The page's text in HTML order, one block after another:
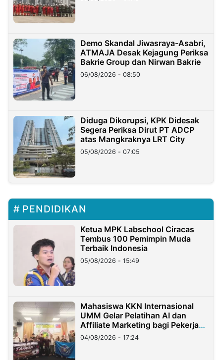
Demo Skandal Jiwasraya-Asabri,
ATMAJA Desak Kejagung Periksa
Bakrie Group dan Nirwan Bakrie
06/08/2026 - 08:50
Diduga Dikorupsi, KPK Didesak
Segera Periksa Dirut PT ADCP
atas Mangkraknya LRT City
05/08/2026 - 07:05
PENDIDIKAN
Ketua MPK Labschool Ciracas
Tembus 100 Pemimpin Muda
Terbaik Indonesia
05/08/2026 - 15:49
Mahasiswa KKN Internasional
UMM Gelar Pelatihan AI dan
Affiliate Marketing bagi Pekerja
Migran Indonesia di Taiwan
04/08/2026 - 17:24